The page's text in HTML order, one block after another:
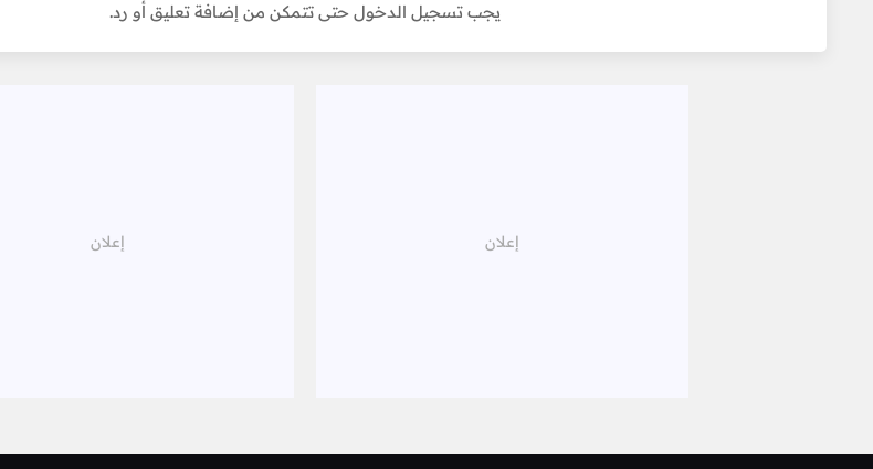
يجب تسجيل الدخول حتى تتمكن من إضافة تعليق أو رد.